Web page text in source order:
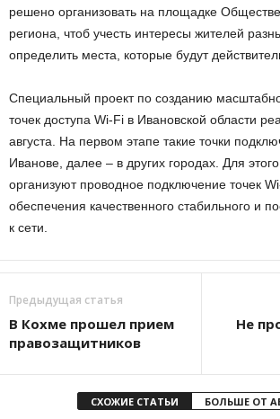
решено организовать на площадке
региона, чтоб учесть интересы жителей
определить места, которые будут
Специальный проект по созданию
точек доступа Wi-Fi в Ивановской области
августа. На первом этапе такие точки
Иванове, далее – в других городах. Для
организуют проводное подключение точек
обеспечения качественного стабильного и
к сети.
Предыдущая статья
В Кохме прошел прием
правозащитников
Не
СХОЖИЕ СТАТЬИ БОЛЬШЕ ОТ